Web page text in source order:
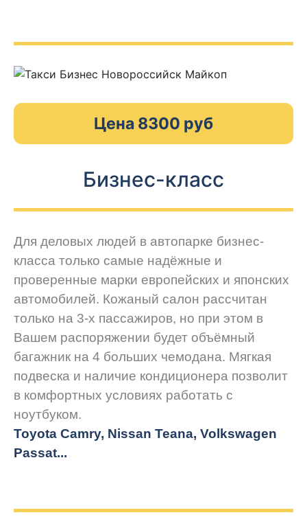
Цена 8300 руб
Бизнес-класс
Для деловых людей в автопарке бизнес-
класса только самые надёжные и
проверенные марки европейских и японских
автомобилей. Кожаный салон рассчитан
только на 3-х пассажиров, но при этом в
Вашем распоряжении будет объёмный
багажник на 4 больших чемодана. Мягкая
подвеска и наличие кондиционера позволит
в комфортных условиях работать с
ноутбуком.
Toyota Camry, Nissan Teana, Volkswagen
Passat...